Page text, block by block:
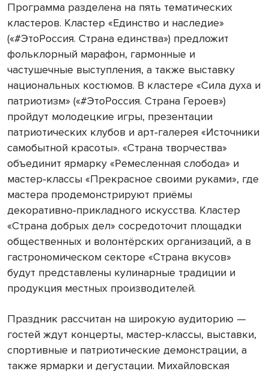
Программа разделена на пять тематических
кластеров. Кластер «Единство и наследие»
(«#ЭтоРоссия. Страна единства») предложит
фольклорный марафон, гармонные и
частушечные выступления, а также выставку
национальных костюмов. В кластере «Сила духа и
патриотизм» («#ЭтоРоссия. Страна Героев»)
пройдут молодецкие игры, презентации
патриотических клубов и арт‑галерея «Источники
самобытной красоты». «Страна творчества»
объединит ярмарку «Ремесленная слобода» и
мастер‑классы «Прекрасное своими руками», где
мастера продемонстрируют приёмы
декоративно‑прикладного искусства. Кластер
«Страна добрых дел» сосредоточит площадки
общественных и волонтёрских организаций, а в
гастрономическом секторе «Страна вкусов»
будут представлены кулинарные традиции и
продукция местных производителей.
Праздник рассчитан на широкую аудиторию —
гостей ждут концерты, мастер‑классы, выставки,
спортивные и патриотические демонстрации, а
также ярмарки и дегустации. Михайловская